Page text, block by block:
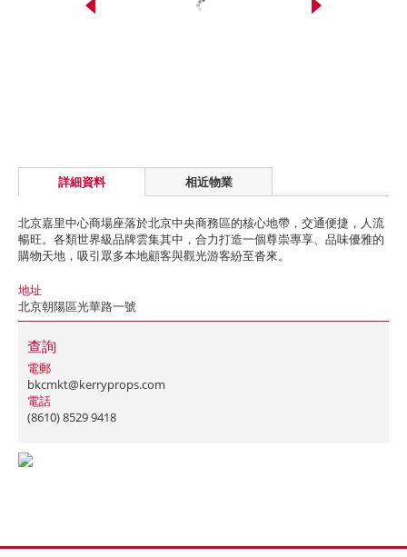
詳細資料 相近物業
北京嘉里中心商場座落於北京中央商務區的核心地帶，交通便捷，人流
暢旺。各類世界級品牌雲集其中，合力打造一個尊崇專享、品味優雅的
購物天地，吸引眾多本地顧客與觀光游客紛至沓來。
地址
北京朝陽區光華路一號
查詢
電郵
bkcmkt@kerryprops.com
電話
(8610) 8529 9418